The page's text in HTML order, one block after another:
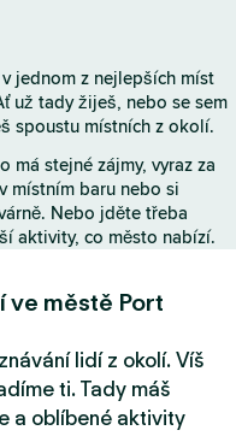
jednom z nejlepších míst
už tady žiješ, nebo se sem
spoustu místních z okolí.
má stejné zájmy, vyraz za
místním baru nebo si
Nebo jděte třeba
aktivity, co město nabízí.
ve městě Port
lidí z okolí. Víš
ti. Tady máš
a oblíbené aktivity